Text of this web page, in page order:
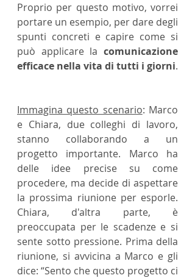
Proprio per questo motivo, vorrei
portare un esempio, per dare degli
spunti concreti e capire come si
può applicare la comunicazione
efficace nella vita di tutti i giorni.
Immagina questo scenario: Marco
e Chiara, due colleghi di lavoro,
stanno collaborando a un
progetto importante. Marco ha
delle idee precise su come
procedere, ma decide di aspettare
la prossima riunione per esporle.
Chiara, d'altra parte, è
preoccupata per le scadenze e si
sente sotto pressione. Prima della
riunione, si avvicina a Marco e gli
dice: “Sento che questo progetto ci